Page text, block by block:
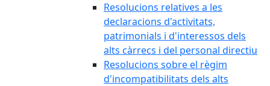
Resolucions relatives a les
declaracions d'activitats,
patrimonials i d'interessos dels
alts càrrecs i del personal directiu
Resolucions sobre el règim
d'incompatibilitats dels alts